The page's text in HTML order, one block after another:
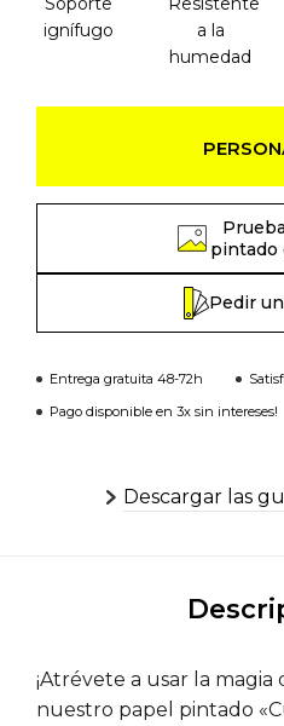
ignífugo
a la
humedad
pintado
Pedir
Entrega gratuita 48-72h
Pago disponible en 3x sin intereses!
Descargar las
¡Atrévete a usar la
nuestro papel pintado